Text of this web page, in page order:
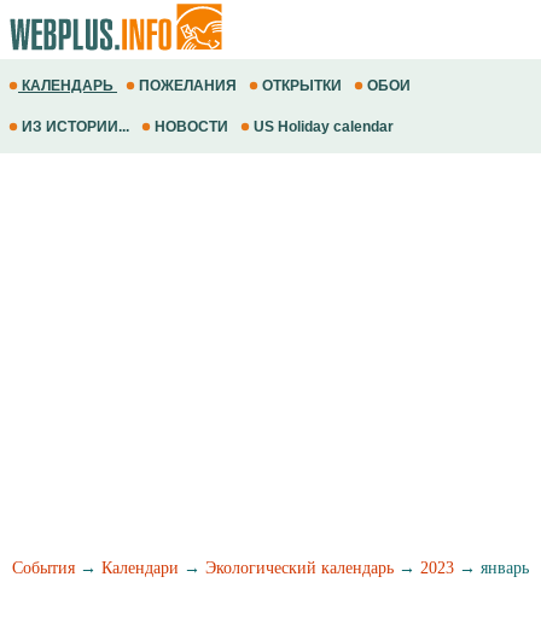
КАЛЕНДАРЬ ПОЖЕЛАНИЯ ОТКРЫТКИ ОБОИ
ИЗ ИСТОРИИ... НОВОСТИ US Holiday calendar
События → Календари → Экологический календарь → 2023 → январь